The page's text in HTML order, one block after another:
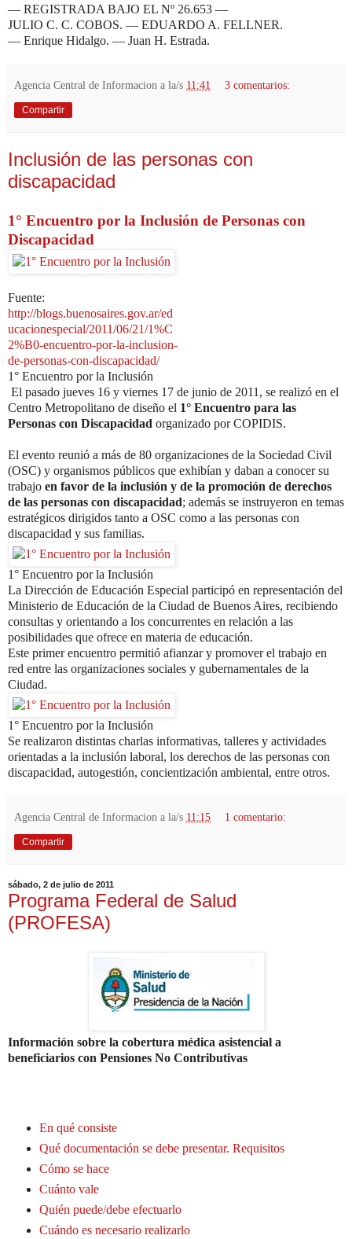
— REGISTRADA BAJO EL Nº 26.653 —
JULIO C. C. COBOS. — EDUARDO A. FELLNER.
— Enrique Hidalgo. — Juan H. Estrada.
Agencia Central de Informacion a la/s 11:41 3 comentarios:
Compartir
Inclusión de las personas con
discapacidad
1° Encuentro por la Inclusión de Personas con
Discapacidad
Fuente:
http://blogs.buenosaires.gov.ar/ed
ucacionespecial/2011/06/21/1%C
2%B0-encuentro-por-la-inclusion-
de-personas-con-discapacidad/
1° Encuentro por la Inclusión
El pasado jueves 16 y viernes 17 de junio de 2011, se realizó en el
Centro Metropolitano de diseño el 1° Encuentro para las
Personas con Discapacidad organizado por COPIDIS.
El evento reunió a más de 80 organizaciones de la Sociedad Civil
(OSC) y organismos públicos que exhibían y daban a conocer su
trabajo en favor de la inclusión y de la promoción de derechos
de las personas con discapacidad; además se instruyeron en temas
estratégicos dirigidos tanto a OSC como a las personas con
discapacidad y sus familias.
1° Encuentro por la Inclusión
La Dirección de Educación Especial participó en representación del
Ministerio de Educación de la Ciudad de Buenos Aires, recibiendo
consultas y orientando a los concurrentes en relación a las
posibilidades que ofrece en materia de educación.
Este primer encuentro permitió afianzar y promover el trabajo en
red entre las organizaciones sociales y gubernamentales de la
Ciudad.
1° Encuentro por la Inclusión
Se realizaron distintas charlas informativas, talleres y actividades
orientadas a la inclusión laboral, los derechos de las personas con
discapacidad, autogestión, concientización ambiental, entre otros.
Agencia Central de Informacion a la/s 11:15 1 comentario:
Compartir
sábado, 2 de julio de 2011
Programa Federal de Salud
(PROFESA)
Información sobre la cobertura médica asistencial a
beneficiarios con Pensiones No Contributivas
En qué consiste
Qué documentación se debe presentar. Requisitos
Cómo se hace
Cuánto vale
Quién puede/debe efectuarlo
Cuándo es necesario realizarlo